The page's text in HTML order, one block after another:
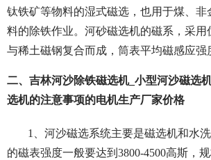
钛铁矿等物料的湿式磁选，也用于煤、非
料的除铁作业。河砂磁选机的磁系，采用
与稀土磁钢复合而成，筒表平均磁感应强
二、吉林河沙除铁磁选机_小型河沙磁选
选机的注意事项的电机生产厂家价格
1、河沙磁选系统主要是磁选机和水
的磁表强度一般要达到3800-4500高斯，